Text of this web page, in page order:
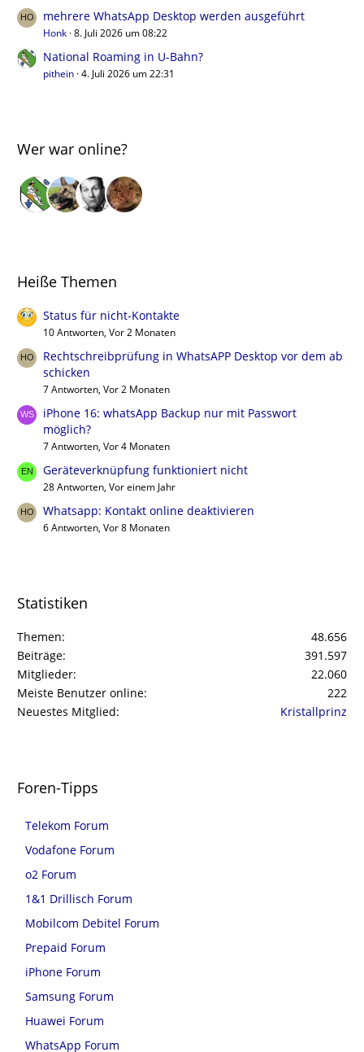
mehrere WhatsApp Desktop werden ausgeführt
Honk 8. Juli 2026 um 08:22
National Roaming in U-Bahn?
pithein 4. Juli 2026 um 22:31
Wer war online?
Heiße Themen
Status für nicht-Kontakte
10 Antworten, Vor 2 Monaten
Rechtschreibprüfung in WhatsAPP Desktop vor dem ab
schicken
7 Antworten, Vor 2 Monaten
iPhone 16: whatsApp Backup nur mit Passwort
möglich?
7 Antworten, Vor 4 Monaten
Geräteverknüpfung funktioniert nicht
28 Antworten, Vor einem Jahr
Whatsapp: Kontakt online deaktivieren
6 Antworten, Vor 8 Monaten
Statistiken
Themen
48.656
Beiträge
391.597
Mitglieder
22.060
Meiste Benutzer online
222
Neuestes Mitglied
Kristallprinz
Foren-Tipps
Telekom Forum
Vodafone Forum
o2 Forum
1&1 Drillisch Forum
Mobilcom Debitel Forum
Prepaid Forum
iPhone Forum
Samsung Forum
Huawei Forum
WhatsApp Forum